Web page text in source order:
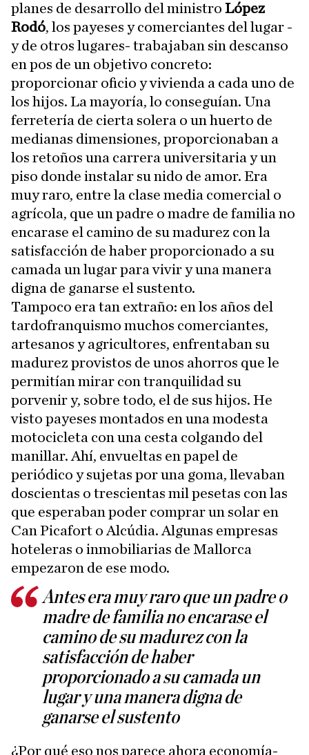
planes de desarrollo del ministro López
Rodó, los payeses y comerciantes del lugar -
y de otros lugares- trabajaban sin descanso
en pos de un objetivo concreto:
proporcionar oficio y vivienda a cada uno de
los hijos. La mayoría, lo conseguían. Una
ferretería de cierta solera o un huerto de
medianas dimensiones, proporcionaban a
los retoños una carrera universitaria y un
piso donde instalar su nido de amor. Era
muy raro, entre la clase media comercial o
agrícola, que un padre o madre de familia no
encarase el camino de su madurez con la
satisfacción de haber proporcionado a su
camada un lugar para vivir y una manera
digna de ganarse el sustento.
Tampoco era tan extraño: en los años del
tardofranquismo muchos comerciantes,
artesanos y agricultores, enfrentaban su
madurez provistos de unos ahorros que le
permitían mirar con tranquilidad su
porvenir y, sobre todo, el de sus hijos. He
visto payeses montados en una modesta
motocicleta con una cesta colgando del
manillar. Ahí, envueltas en papel de
periódico y sujetas por una goma, llevaban
doscientas o trescientas mil pesetas con las
que esperaban poder comprar un solar en
Can Picafort o Alcúdia. Algunas empresas
hoteleras o inmobiliarias de Mallorca
empezaron de ese modo.
Antes era muy raro que un padre o
madre de familia no encarase el
camino de su madurez con la
satisfacción de haber
proporcionado a su camada un
lugar y una manera digna de
ganarse el sustento
¿Por qué eso nos parece ahora economía-